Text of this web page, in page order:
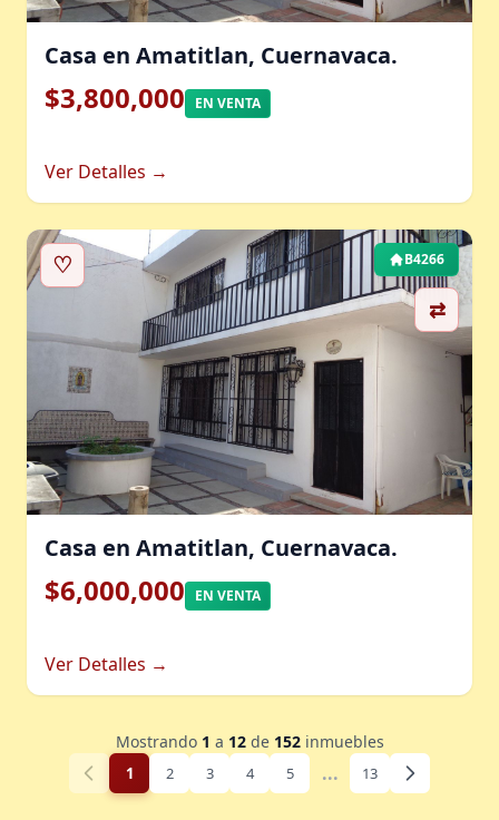
Casa en Amatitlan, Cuernavaca.
$3,800,000 EN VENTA
Ver Detalles →
♡
⇄
B4266
Casa en Amatitlan, Cuernavaca.
$6,000,000 EN VENTA
Ver Detalles →
Mostrando 1 a 12de 152inmuebles
1 2 3 4 5 ... 13